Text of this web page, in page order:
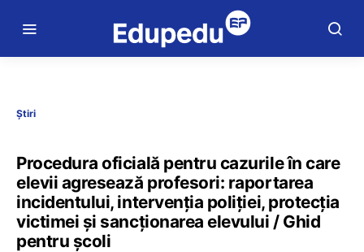
Știri
Procedura oficială pentru cazurile în care
elevii agresează profesori: raportarea
incidentului, intervenția poliției, protecția
victimei și sancționarea elevului / Ghid
pentru școli